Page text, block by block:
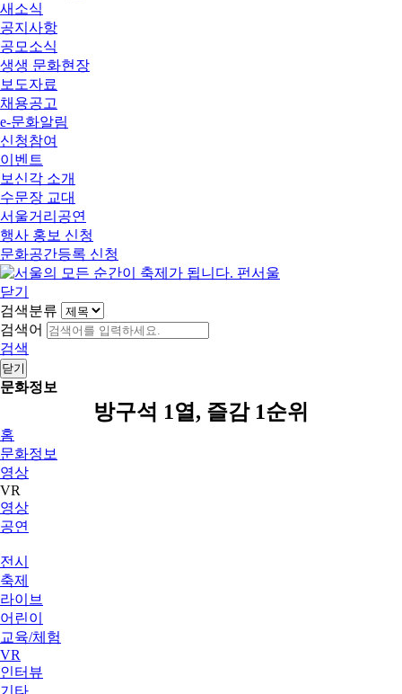
새소식
공지사항
공모소식
생생 문화현장
보도자료
채용공고
e-문화알림
신청참여
이벤트
보신각 소개
수문장 교대
서울거리공연
행사 홍보 신청
문화공간등록 신청
닫기
검색분류
검색어
검색
닫기
문화정보
방구석 1열, 즐감 1순위
홈
문화정보
영상
VR
영상
공연
전시
축제
라이브
어린이
교육/체험
VR
인터뷰
기타